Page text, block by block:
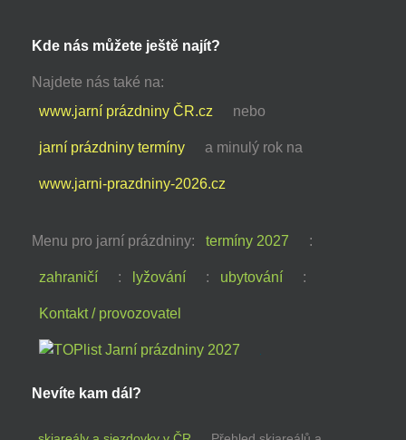
Kde nás můžete ještě najít?
Najdete nás také na:
www.jarní prázdniny ČR.cz
nebo
jarní prázdniny termíny a minulý rok na
www.jarni-prazdniny-2026.cz
Menu pro jarní prázdniny: termíny 2027 :
zahraničí : lyžování : ubytování :
Kontakt / provozovatel
Nevíte kam dál?